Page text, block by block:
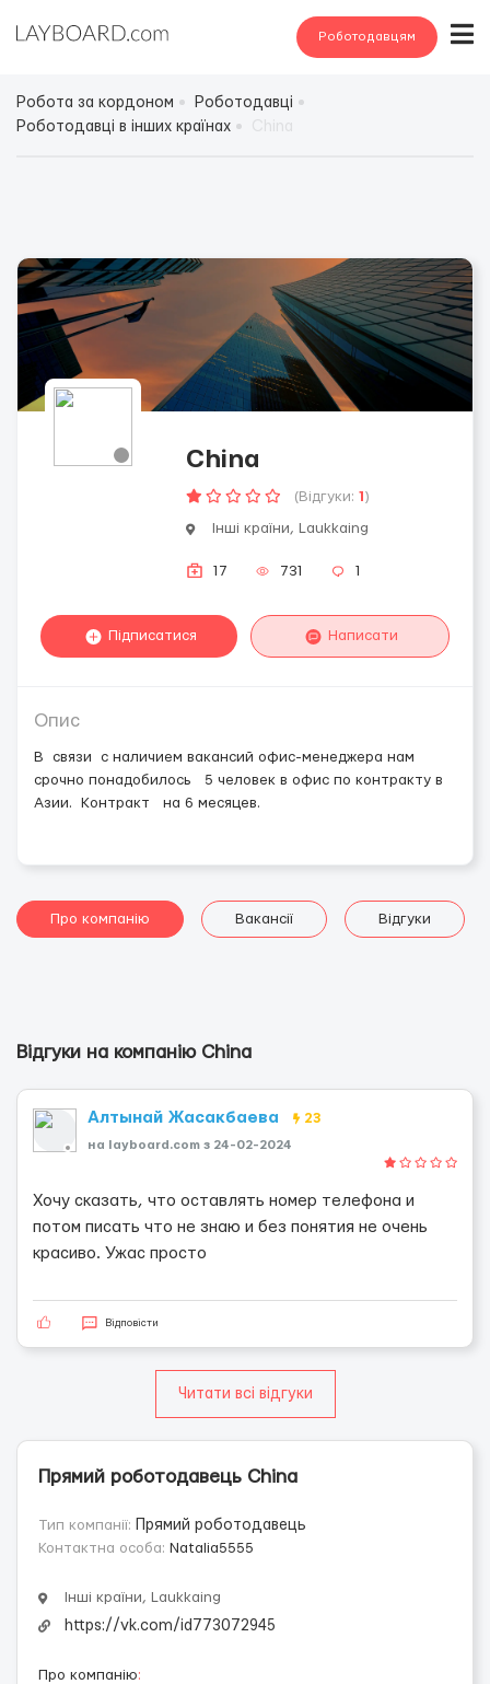
Роботодавцям
Робота за кордоном
Роботодавці
Роботодавці в інших країнах
China
(Відгуки: 1 )
Інші країни, Laukkaing
17 731 1
Підписатися Написати
Опис
В связи с наличием вакансий офис-менеджера нам
срочно понадобилось 5 человек в офис по контракту в
Азии. Kонтракт на 6 месяцев.
Про компанію Вакансії Відгуки
Відгуки на компанію China
Алтынай Жасакбаева 23
на layboard.com з 24-02-2024
Хочу сказать, что оставлять номер телефона и
потом писать что не знаю и без понятия не очень
красиво. Ужас просто
Відповісти
Читати всі відгуки
Прямий роботодавець China
Тип компанії:
Прямий роботодавець
Контактна особа: Natalia5555
Інші країни, Laukkaing
https://vk.com/id773072945
Про компанію: